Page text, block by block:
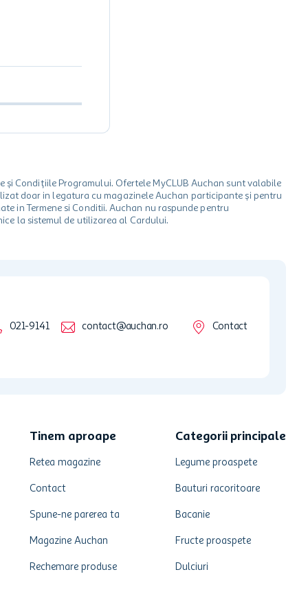
și Condițiile Programului. Ofertele MyCLUB Auchan sunt valabile
doar in legatura cu magazinele Auchan participante și pentru
in Termene si Conditii. Auchan nu raspunde pentru
la sistemul de utilizarea al Cardului.
021-9141 contact@auchan.ro Contact
Tinem aproape
Retea magazine
Contact
Spune-ne parerea ta
Magazine Auchan
Rechemare produse
Categorii principale
Legume proaspete
Bauturi racoritoare
Bacanie
Fructe proaspete
Dulciuri